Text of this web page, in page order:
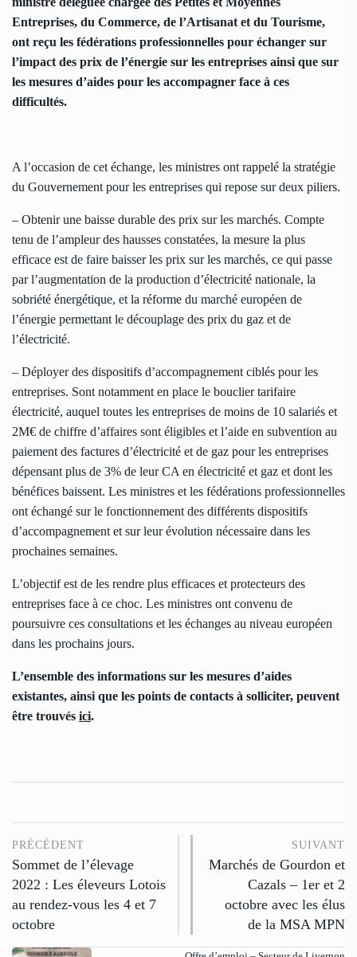
Entreprises, du Commerce, de l’Artisanat et du Tourisme,
ont reçu les fédérations professionnelles pour échanger sur
l’impact des prix de l’énergie sur les entreprises ainsi que sur
les mesures d’aides pour les accompagner face à ces
difficultés.
A l’occasion de cet échange, les ministres ont rappelé la stratégie
du Gouvernement pour les entreprises qui repose sur deux piliers.
– Obtenir une baisse durable des prix sur les marchés. Compte
tenu de l’ampleur des hausses constatées, la mesure la plus
efficace est de faire baisser les prix sur les marchés, ce qui passe
par l’augmentation de la production d’électricité nationale, la
sobriété énergétique, et la réforme du marché européen de
l’énergie permettant le découplage des prix du gaz et de
l’électricité.
– Déployer des dispositifs d’accompagnement ciblés pour les
entreprises. Sont notamment en place le bouclier tarifaire
électricité, auquel toutes les entreprises de moins de 10 salariés et
2M€ de chiffre d’affaires sont éligibles et l’aide en subvention au
paiement des factures d’électricité et de gaz pour les entreprises
dépensant plus de 3% de leur CA en électricité et gaz et dont les
bénéfices baissent. Les ministres et les fédérations professionnelles
ont échangé sur le fonctionnement des différents dispositifs
d’accompagnement et sur leur évolution nécessaire dans les
prochaines semaines.
L’objectif est de les rendre plus efficaces et protecteurs des
entreprises face à ce choc. Les ministres ont convenu de
poursuivre ces consultations et les échanges au niveau européen
dans les prochains jours.
L’ensemble des informations sur les mesures d’aides
existantes, ainsi que les points de contacts à solliciter, peuvent
être trouvés ici.
PRÉCÉDENT
Sommet de l’élevage
2022 : Les éleveurs Lotois
au rendez-vous les 4 et 7
octobre
SUIVANT
Marchés de Gourdon et
Cazals – 1er et 2
octobre avec les élus
de la MSA MPN